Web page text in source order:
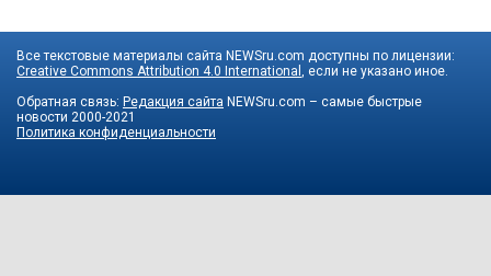
Все текстовые материалы сайта NEWSru.com доступны по лицензии:
Creative Commons Attribution 4.0 International
, если не указано иное.
Обратная связь: Редакция сайта NEWSru.com – самые быстрые
новости 2000-2021
Политика конфиденциальности